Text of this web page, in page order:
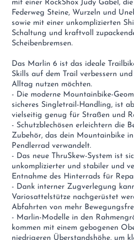
mit einer RockShox Judy Gabel,
Federweg Steine, Wurzeln und
sowie mit einer unkomplizierten
Schaltung und kraftvoll
Scheibenbremsen.
Das Marlin 6 ist das ideale
Skills auf dem Trail verbessern
Alltag nutzen möchten.
- Die moderne Mountainbike-
sicheres Singletrail-Handling, ist
vielseitig genug für Straßen und
- Schutzblechösen erleichtern die
Zubehör, das dein Mountainbike
Pendlerrad verwandelt.
- Das neue ThruSkew-System ist
unkomplizierter und stabiler und
Entnahme des Hinterrads für
- Dank interner Zugverlegung
Variosattelstütze nachgerüstet
Abfahrten von mehr
- Marlin-Modelle in den
kommen mit einem gebogenen
niedrigeren Überstandshöhe, um